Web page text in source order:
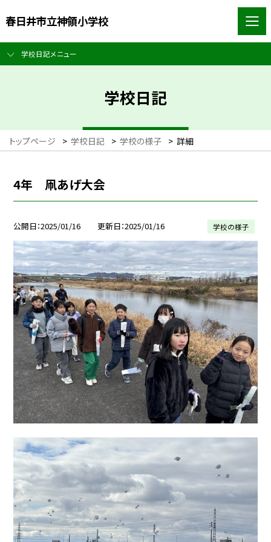
春日井市立神領小学校
学校日記メニュー
学校日記
トップページ > 学校日記 > 学校の様子 > 詳細
4年 凧あげ大会
公開日 2025/01/16 更新日 2025/01/16 学校の様子